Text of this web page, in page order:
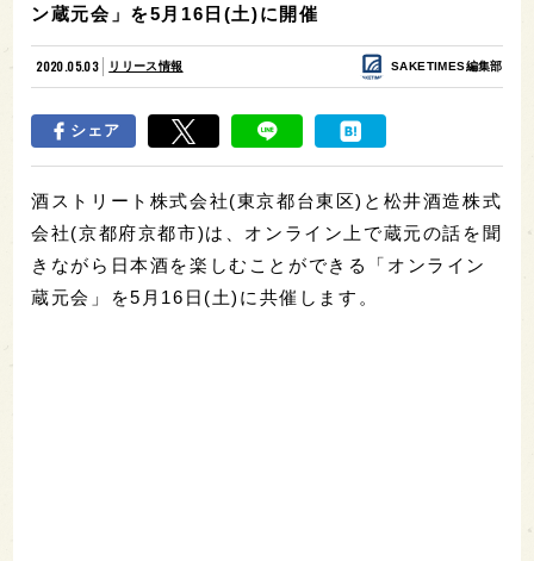
ン蔵元会」を5月16日(土)に開催
2020.05.03 リリース情報 SAKETIMES編集部
シェア
酒ストリート株式会社(東京都台東区)と松井酒造株式
会社(京都府京都市)は、オンライン上で蔵元の話を聞
きながら日本酒を楽しむことができる「オンライン
蔵元会」を5月16日(土)に共催します。